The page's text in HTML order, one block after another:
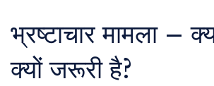
भ्रष्टाचार मामला –
क्यों जरूरी है?